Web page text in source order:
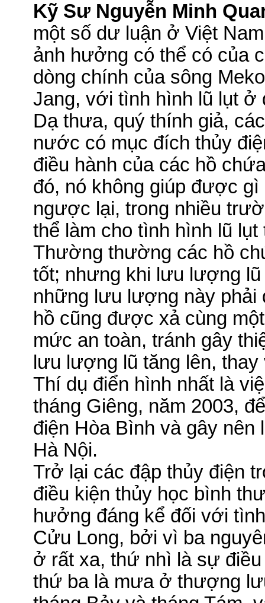
Kỹ Sư Nguyễn Minh
một số dư luận ở Việt
ảnh hưởng có thể có của
dòng chính của sông
Jang, với tình hình lũ lụt ở
Dạ thưa, quý thính giả,
nước có mục đích thủy
điều hành của các hồ
đó, nó không giúp được
ngược lại, trong nhiều
thể làm cho tình hình lũ lụt
Thường thường các hồ
tốt; nhưng khi lưu lượng
những lưu lượng này
hồ cũng được xả cùng
mức an toàn, tránh gây
lưu lượng lũ tăng lên,
Thí dụ điển hình nhất là
tháng Giêng, năm 2003,
điện Hòa Bình và gây
Hà Nội.
Trở lại các đập thủy điện
điều kiện thủy học bình
hưởng đáng kể đối với
Cửu Long, bởi vì ba
ở rất xa, thứ nhì là sự
thứ ba là mưa ở thượng